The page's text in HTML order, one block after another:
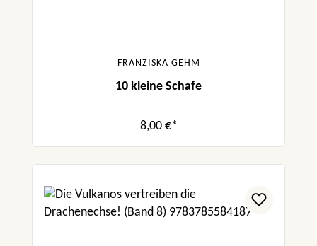
FRANZISKA GEHM
10 kleine Schafe
8,00 €*